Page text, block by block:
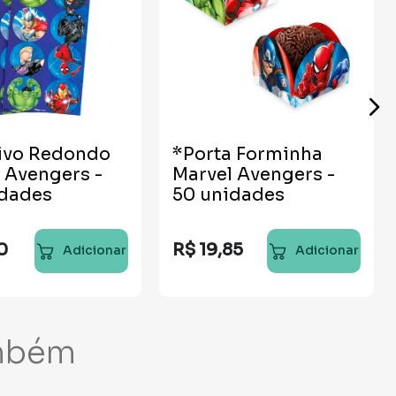
Redondo
Avengers -
Adicionar
*Porta Forminha
Marvel Avengers -
50 unidades
R$ 19,85 Adicionar